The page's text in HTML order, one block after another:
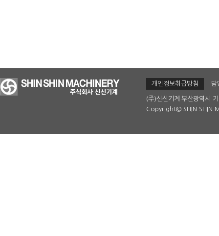
개인정보취급방침 담
(주)신신기계 부산광역시
Copyright© SHIN SHIN